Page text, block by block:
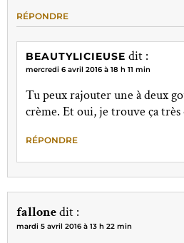
RÉPONDRE
BEAUTYLICIEUSE dit :
mercredi 6 avril 2016 à 18 h 11 min
Tu peux rajouter une à deux
crème. Et oui, je trouve ça très
RÉPONDRE
fallonedit :
mardi 5 avril 2016 à 13 h 22 min